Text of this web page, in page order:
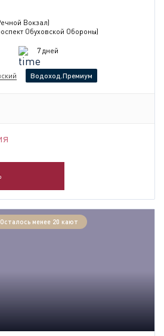
Вокзал)
Обуховской Обороны)
7 дней
Водоход.Премиум
Осталось менее 20 кают